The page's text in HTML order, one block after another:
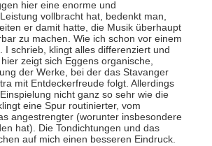
hier eine enorme und
vollbracht hat, bedenkt man,
er damit hatte, die Musik überhaupt
zu machen. Wie ich schon vor einem
I schrieb, klingt alles differenziert und
zeigt sich Eggens organische,
der Werke, bei der das Stavanger
mit Entdeckerfreude folgt. Allerdings
nicht ganz so sehr wie die
eine Spur routinierter, vom
angestrengter (worunter insbesondere
hat). Die Tondichtungen und das
auf mich einen besseren Eindruck.